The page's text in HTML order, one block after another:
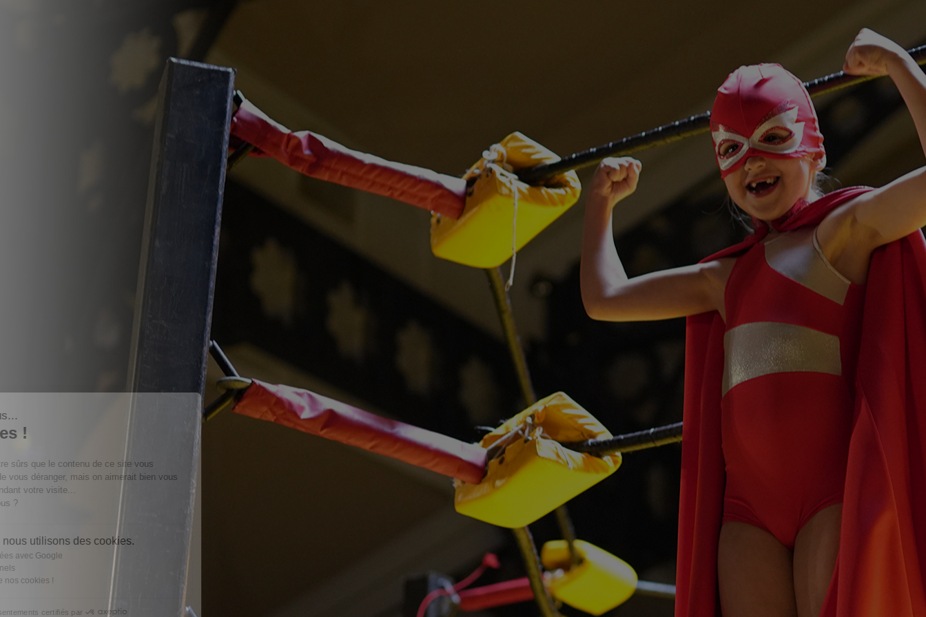
de ce site vous intéresse avant de vous
déranger, mais on aimerait bien vous
accompagner pendant votre visite...
C'est OK pour vous ?
Voici pourquoi nous utilisons des cookies.
Partage de données avec Google
Cookies fonctionnels
On vous présente nos cookies !
Consentements certifiés par